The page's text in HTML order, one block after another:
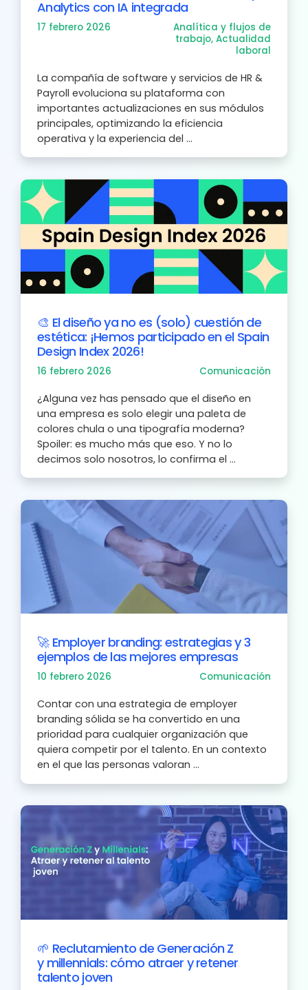
Analytics con IA integrada
17 febrero 2026
Analítica y flujos de
trabajo, Actualidad
laboral
La compañía de software y servicios de HR &
Payroll evoluciona su plataforma con
importantes actualizaciones en sus módulos
principales, optimizando la eficiencia
operativa y la experiencia del ...
🎨 El diseño ya no es (solo) cuestión de
estética: ¡Hemos participado en el Spain
Design Index 2026!
16 febrero 2026 Comunicación
¿Alguna vez has pensado que el diseño en
una empresa es solo elegir una paleta de
colores chula o una tipografía moderna?
Spoiler: es mucho más que eso. Y no lo
decimos solo nosotros, lo confirma el ...
🚀 Employer branding: estrategias y 3
ejemplos de las mejores empresas
10 febrero 2026 Comunicación
Contar con una estrategia de employer
branding sólida se ha convertido en una
prioridad para cualquier organización que
quiera competir por el talento. En un contexto
en el que las personas valoran ...
🌱 Reclutamiento de Generación Z
y millennials: cómo atraer y retener
talento joven